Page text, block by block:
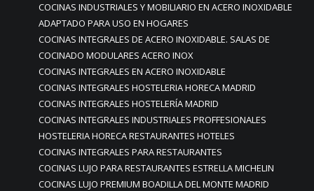
COCINAS INDUSTRIALES Y MOBILIARIO EN ACERO INOXIDABLE
ADAPTADO PARA USO EN HOGARES
COCINAS INTEGRALES DE ACERO INOXIDABLE. SALAS DE
COCINADO MODULARES ACERO INOX
COCINAS INTEGRALES EN ACERO INOXIDABLE
COCINAS INTEGRALES HOSTELERIA HORECA MADRID
COCINAS INTEGRALES HOSTELERÍA MADRID
COCINAS INTEGRALES INDUSTRIALES PROFFESIONALES
HOSTELERIA HORECA RESTAURANTES HOTELES
COCINAS INTEGRALES PARA RESTAURANTES
COCINAS LUJO PARA RESTAURANTES ESTRELLA MICHELIN
COCINAS LUJO PREMIUM BOADILLA DEL MONTE MADRID